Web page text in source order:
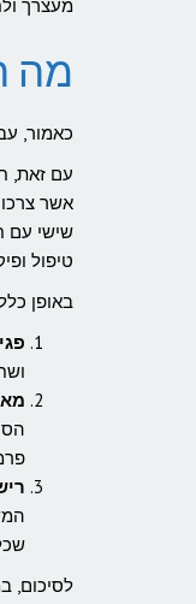
מעצרך
מה
כאמור,
אשר
שישי עם
טיפול
באופן
לסיכום,